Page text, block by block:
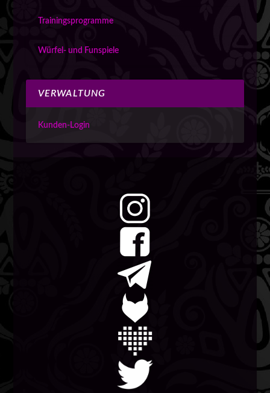
Trainingsprogramme
Würfel- und Funspiele
VERWALTUNG
Kunden-Login